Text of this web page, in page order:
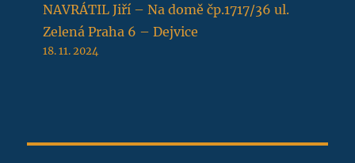
NAVRÁTIL Jiří – Na domě čp.1717/36 ul.
Zelená Praha 6 – Dejvice
18. 11. 2024